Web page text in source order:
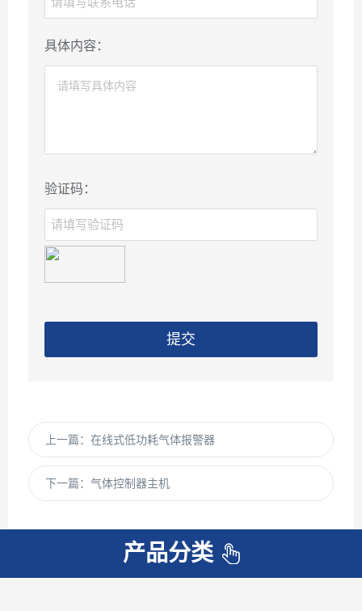
具体内容：
验证码：
提交
上一篇： 在线式低功耗气体报警器
下一篇： 气体控制器主机
产品分类